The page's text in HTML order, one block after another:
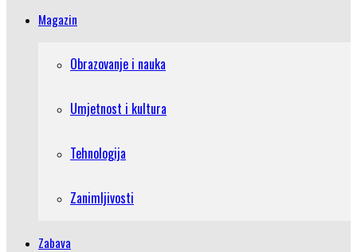
Magazin
Obrazovanje i nauka
Umjetnost i kultura
Tehnologija
Zanimljivosti
Zabava